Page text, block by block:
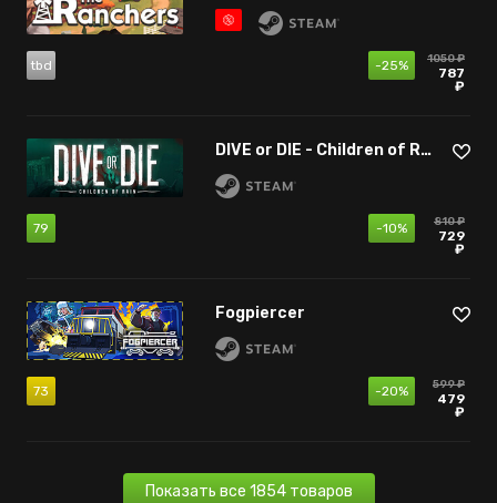
tbd -25% 1050 ₽
787
₽
DIVE or DIE - Children of Rain
79 -10% 810 ₽
729
₽
Fogpiercer
73 -20% 599 ₽
479
₽
Показать все 1854 товаров